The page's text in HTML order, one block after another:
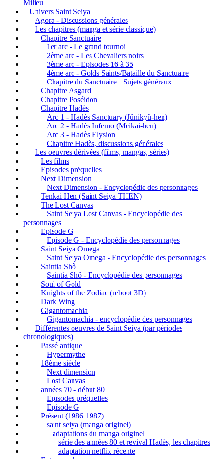
Milieu
Univers Saint Seiya
Agora - Discussions générales
Les chapitres (manga et série classique)
Chapitre Sanctuaire
1er arc - Le grand tournoi
2ème arc - Les Chevaliers noirs
3ème arc - Episodes 16 à 35
4ème arc - Golds Saints/Bataille du Sanctuaire
Chapitre du Sanctuaire - Sujets généraux
Chapitre Asgard
Chapitre Poséidon
Chapitre Hadès
Arc 1 - Hadès Sanctuary (Jûnikyû-hen)
Arc 2 - Hadès Inferno (Meikai-hen)
Arc 3 - Hadès Elysion
Chapitre Hadès, discussions générales
Les oeuvres dérivées (films, mangas, séries)
Les films
Episodes préquelles
Next Dimension
Next Dimension - Encyclopédie des personnages
Tenkai Hen (Saint Seiya THEN)
The Lost Canvas
Saint Seiya Lost Canvas - Encyclopédie des
personnages
Episode G
Episode G - Encyclopédie des personnages
Saint Seiya Omega
Saint Seiya Omega - Encyclopédie des personnages
Saintia Shô
Saintia Shô - Encyclopédie des personnages
Soul of Gold
Knights of the Zodiac (reboot 3D)
Dark Wing
Gigantomachia
Gigantomachia - encyclopédie des personnages
Différentes oeuvres de Saint Seiya (par périodes
chronologiques)
Passé antique
Hypermythe
18ème siècle
Next dimension
Lost Canvas
années 70 - début 80
Episodes préquelles
Episode G
Présent (1986-1987)
saint seiya (manga originel)
adaptations du manga originel
série des années 80 et revival Hadès, les chapitres
adaptation netflix récente